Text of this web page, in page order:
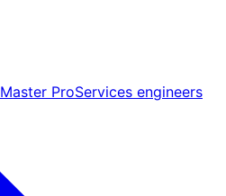
ProServices engineers